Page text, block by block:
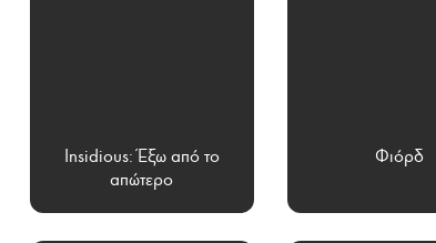
Insidious: Έξω από το
απώτερο
Φιόρδ